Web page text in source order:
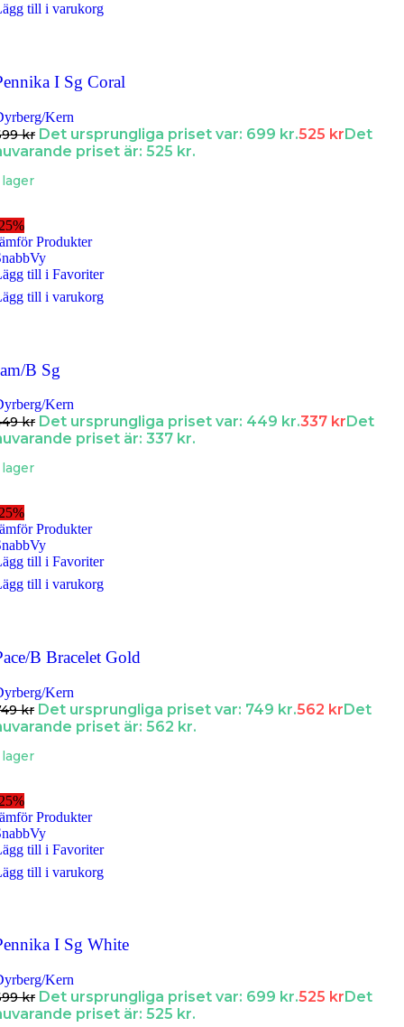
till i varukorg
I Sg Coral
Kern
kr Det ursprungliga priset var: 699 kr.525 krDet
priset är: 525 kr.
Produkter
till i Favoriter
till i varukorg
B Sg
Kern
kr Det ursprungliga priset var: 449 kr.337 kr Det
priset är: 337 kr.
Produkter
till i Favoriter
till i varukorg
B Bracelet Gold
Kern
kr Det ursprungliga priset var: 749 kr.562 krDet
priset är: 562 kr.
Produkter
till i Favoriter
till i varukorg
I Sg White
Kern
kr Det ursprungliga priset var: 699 kr.525 kr Det
priset är: 525 kr.